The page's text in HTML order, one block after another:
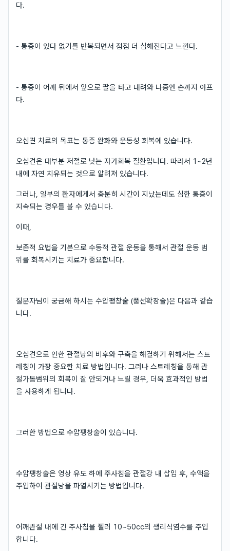
다.
- 통증이 있다 없기를 반복되면서 점점 더 심해진다고 느낀다.
- 통증이 어깨 뒤에서 앞으로 팔을 타고 내려와 나중엔 손까지 아프
다.
오십견 치료의 목표는 통증 완화와 운동성 회복에 있습니다.
오십견은 대부분 저절로 낫는 자가회복 질환입니다. 따라서 1~2년
내에 자연 치유되는 것으로 알려져 있습니다.
그러나, 일부의 환자에게서 충분히 시간이 지났는데도 심한 통증이
지속되는 경우를 볼 수 있습니다.
이때,
보존적 요법을 기본으로 수동적 관절 운동을 통해서 관절 운동 범
위를 회복시키는 치료가 중요합니다.
질문자님이 궁금해 하시는 수압팽창술 (풍선확장술)은 다음과 같습
니다.
오십견으로 인한 관절낭의 비후와 구축을 해결하기 위해서는 스트
레칭이 가장 중요한 치료 방법입니다. 그러나 스트레칭을 통해 관
절가동범위의 회복이 잘 안되거나 느릴 경우, 더욱 효과적인 방법
을 사용하게 됩니다.
그러한 방법으로 수압팽창술이 있습니다.
수압팽창술은 영상 유도 하에 주사침을 관절강 내 삽입 후, 수액을
주입하여 관절낭을 파열시키는 방법입니다.
어깨관절 내에 긴 주사침을 찔러 10~50cc의 생리식염수를 주입
합니다.